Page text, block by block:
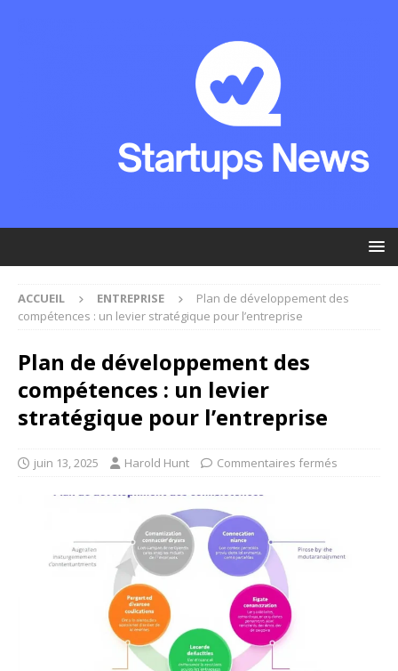
ACCUEIL ENTREPRISE
Plan de développement des
compétences : un levier stratégique pour l’entreprise
Plan de développement des
compétences : un levier
stratégique pour l’entreprise
juin 13, 2025 Harold Hunt Commentaires fermés